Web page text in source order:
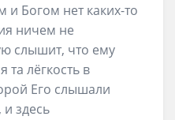
и Богом нет каких-то
ничем не
слышит, что ему
та лёгкость в
Его слышали
здесь